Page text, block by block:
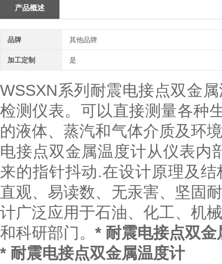
产品概述
品牌 其他品牌
加工定制 是
WSSXN系列耐震电接点双金
检测仪表。可以直接测量各
的液体、蒸汽和气体介质及环
电接点双金属温度计从仪表内
来的指针抖动.在设计原理及
直观、易读数、无汞害、坚固
计广泛应用于石油、化工、机
和科研部门。 * 耐震电接点双金
* 耐震电接点双金属温度计